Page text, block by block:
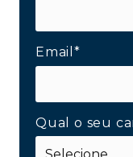
Email*
Qual o seu